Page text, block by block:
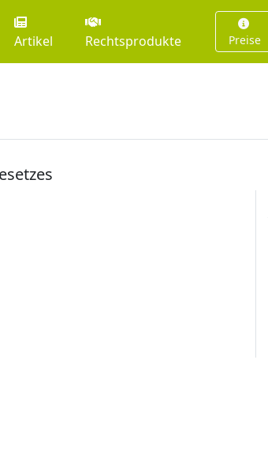
Artikel Rechtsprodukte Preise